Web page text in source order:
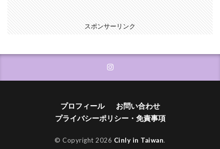
スポンサーリンク
プロフィール
お問い合わせ
プライバシーポリシー・免責事項
© Copyright 2026 Cinly in Taiwan.